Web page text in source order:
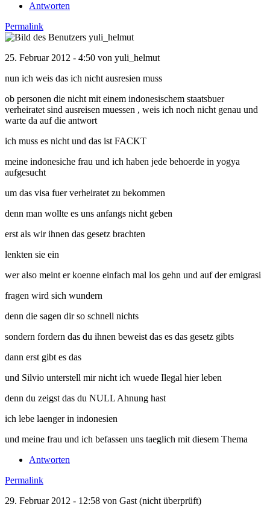
Antworten
Permalink
25. Februar 2012 - 4:50 von yuli_helmut
nun ich weis das ich nicht ausresien muss
ob personen die nicht mit einem indonesischem staatsbuer
verheiratet sind ausreisen muessen , weis ich noch nicht genau und
warte da auf die antwort
ich muss es nicht und das ist FACKT
meine indonesiche frau und ich haben jede behoerde in yogya
aufgesucht
um das visa fuer verheiratet zu bekommen
denn man wollte es uns anfangs nicht geben
erst als wir ihnen das gesetz brachten
lenkten sie ein
wer also meint er koenne einfach mal los gehn und auf der emigrasi
fragen wird sich wundern
denn die sagen dir so schnell nichts
sondern fordern das du ihnen beweist das es das gesetz gibts
dann erst gibt es das
und Silvio unterstell mir nicht ich wuede Ilegal hier leben
denn du zeigst das du NULL Ahnung hast
ich lebe laenger in indonesien
und meine frau und ich befassen uns taeglich mit diesem Thema
Antworten
Permalink
29. Februar 2012 - 12:58 von Gast (nicht überprüft)